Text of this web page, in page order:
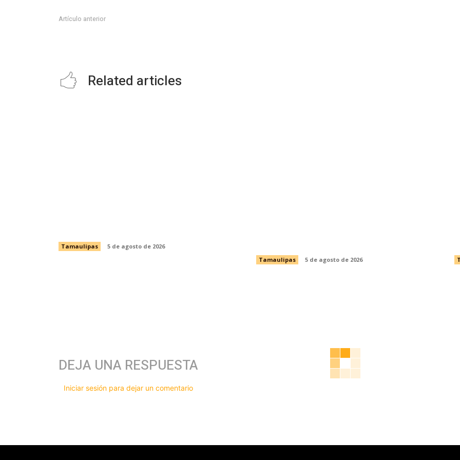
Artículo anterior
Related articles
Tamaulipas 5 de agosto de 2026
Tamaulipas 5 de agosto de 2026
DEJA UNA RESPUESTA
Iniciar sesión para dejar un comentario